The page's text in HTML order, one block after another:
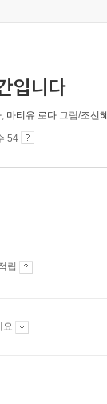
입니다
, 마티유 로다 그림/조선혜
54
립
요